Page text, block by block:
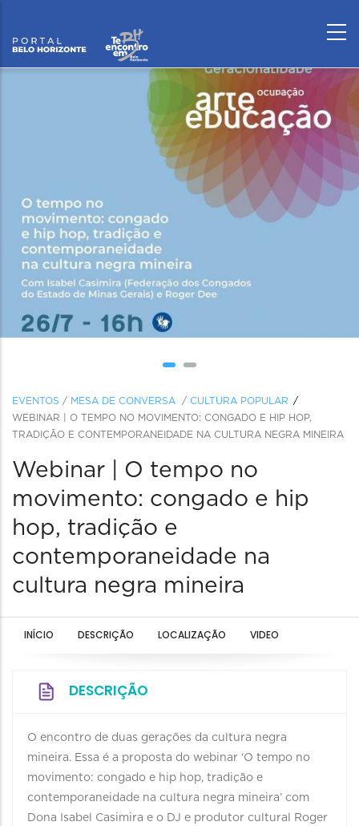
EVENTOS / MESA DE CONVERSA / CULTURA POPULAR
WEBINAR | O TEMPO NO MOVIMENTO: CONGADO E HIP HOP,
TRADIÇÃO E CONTEMPORANEIDADE NA CULTURA NEGRA MINEIRA
Webinar | O tempo no
movimento: congado e hip
hop, tradição e
contemporaneidade na
cultura negra mineira
INÍCIO DESCRIÇÃO LOCALIZAÇÃO VIDEO
DESCRIÇÃO
O encontro de duas gerações da cultura negra
mineira. Essa é a proposta do webinar ‘O tempo no
movimento: congado e hip hop, tradição e
contemporaneidade na cultura negra mineira’ com
Dona Isabel Casimira e o DJ e produtor cultural Roger